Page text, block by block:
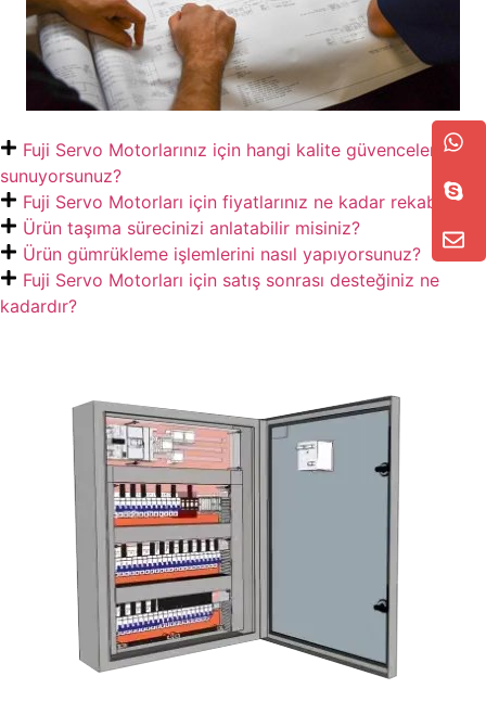
Fuji Servo Motorlarınız için hangi kalite güvencelerini
sunuyorsunuz?
Fuji Servo Motorları için fiyatlarınız ne kadar rekabetçi?
Ürün taşıma sürecinizi anlatabilir misiniz?
Ürün gümrükleme işlemlerini nasıl yapıyorsunuz?
Fuji Servo Motorları için satış sonrası desteğiniz ne
kadardır?